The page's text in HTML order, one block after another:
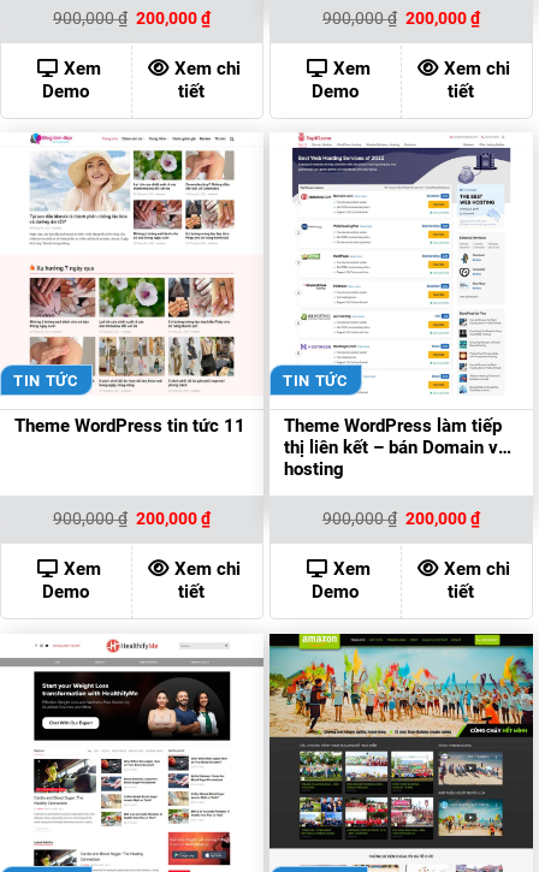
900,000₫ Giá
gốc
là:
900,000 ₫.
200,000₫Giá
hiện
tại
là:
200,000 ₫.
Xem
Demo
Xem chi
tiết
900,000₫ Giá
gốc
là:
900,000 ₫.
200,000₫Giá
hiện
tại
là:
Xem
Demo
Xem chi
tiết
TIN TỨC
Theme WordPress tin tức 11
900,000₫ Giá
là:
900,000 ₫.
200,000₫Giá
hiện
tại
là:
200,000 ₫.
Xem
Demo
Xem chi
tiết
TIN TỨC
Theme WordPress làm tiếp
thị liên kết – bán Domain và
hosting
900,000₫ Giá
là:
900,000 ₫.
200,000₫Giá
hiện
tại
là:
Xem
Demo
Xem chi
tiết